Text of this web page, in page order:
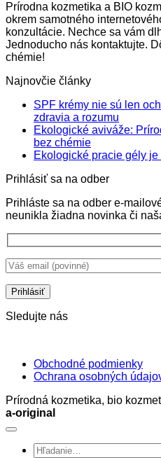
Prírodna kozmetika a BIO
okrem samotného
konzultácie. Nechce sa vám
Jednoducho nás kontaktujte.
chémie!
Najnovčie články
SPF krémy nie sú len
zdravia a rozumu
SPF
len
ochrana
Ekologické aviváže:
bez chémieŽiadne
komentáre
Ekologické
Prírodná
starostlivosť
Ekologické pracie gély
Prihlásiť sa na odber
Prihláste sa na odber e-
neunikla žiadna novinka či
Sledujte nás
Obchodné podmienky
Ochrana osobných
Prírodná kozmetika, bio
a-original
Hľadať: